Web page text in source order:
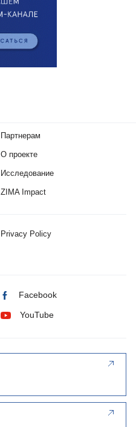
Партнерам
О проекте
Исследование
ZIMA Impact
Privacy Policy
Facebook
YouTube